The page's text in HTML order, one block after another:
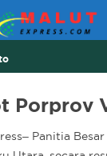
Porprov
Panitia